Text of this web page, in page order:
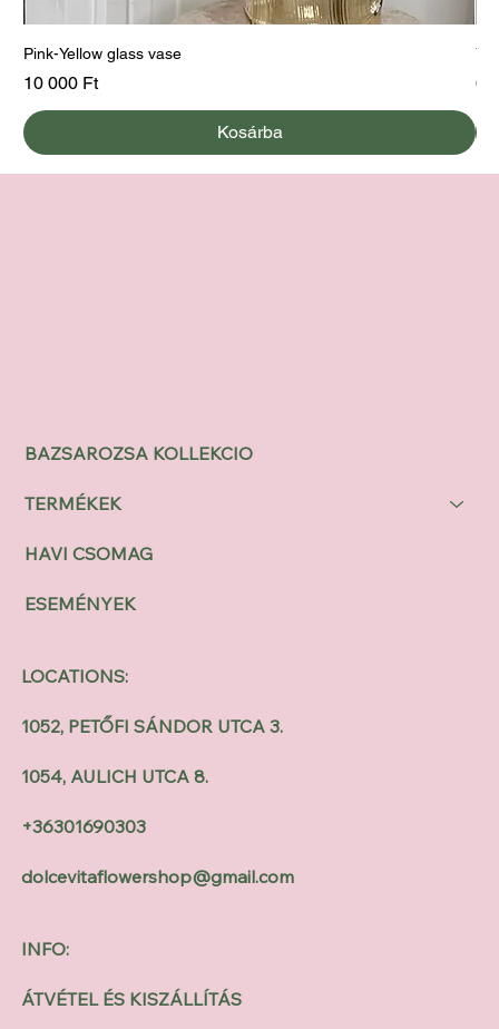
Pink-Yellow glass vase
Ár
10 000 Ft
Kosárba
Ár
BAZSAROZSA KOLLEKCIO
TERMÉKEK
HAVI CSOMAG
ESEMÉNYEK
INFO:
ÁTVÉTEL ÉS KISZÁLLÍTÁS
LOCATIONS:
1052, PETŐFI SÁNDOR UTCA 3.
1054, AULICH UTCA 8.
+36301690303
dolcevitaflowershop@gmail.com